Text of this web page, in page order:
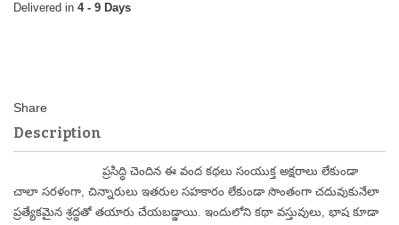
4 - 9 Days
Description
ప్రసిద్ధి చెందిన ఈ వంద కథలు సంయుక్త అక్షరాలు లేకుండా
చాలా సరళంగా, చిన్నారులు ఇతరుల సహకారం లేకుండా సొంతంగా చదువుకునేలా
ప్రత్యేకమైన శ్రద్ధతో తయారు చేయబడ్డాయి. ఇందులోని కథా వస్తువులు, భాష కూడా